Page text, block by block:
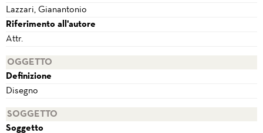
Lazzari, Gianantonio
Riferimento all'autore
Attr.
OGGETTO
Definizione
Disegno
SOGGETTO
Soggetto